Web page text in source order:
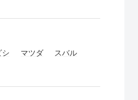
シ マツダ
スバル